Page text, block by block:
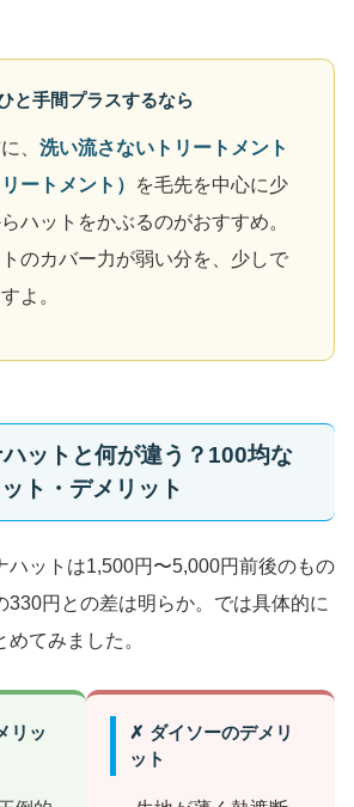
と手間プラスするなら
、 洗い流さないトリートメント
ートメント）
を毛先を中心に少
ハットをかぶるのがおすすめ。
のカバー力が弱い分を、少しで
よ。
ットと何が違う？100均な
ト・デメリット
ハットは1,500円〜5,000円前後のもの
330円との差は明らか。では具体的に
てみました。
リッ
✗ ダイソーのデメリ
ット